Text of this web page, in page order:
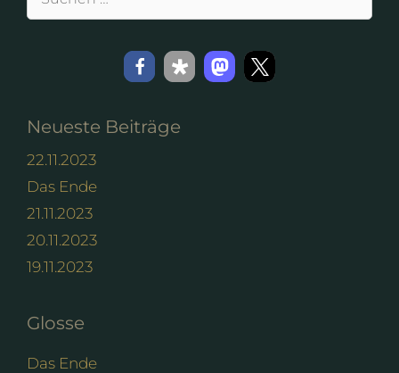
Neueste Beiträge
22.11.2023
Das Ende
21.11.2023
20.11.2023
19.11.2023
Glosse
Das Ende